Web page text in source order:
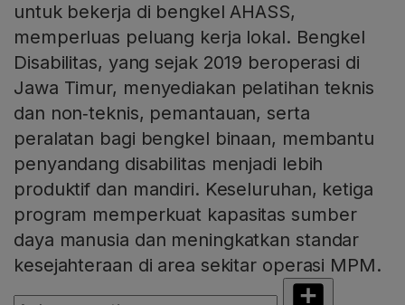
untuk bekerja di bengkel AHASS,
memperluas peluang kerja lokal. Bengkel
Disabilitas, yang sejak 2019 beroperasi di
Jawa Timur, menyediakan pelatihan teknis
dan non‑teknis, pemantauan, serta
peralatan bagi bengkel binaan, membantu
penyandang disabilitas menjadi lebih
produktif dan mandiri. Keseluruhan, ketiga
program memperkuat kapasitas sumber
daya manusia dan meningkatkan standar
kesejahteraan di area sekitar operasi MPM.